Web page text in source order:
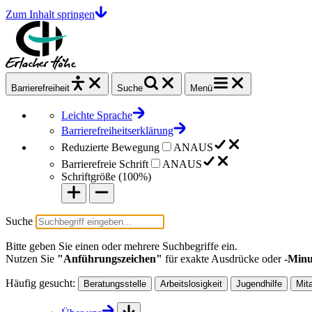
Zum Inhalt springen
Barrierefrei heit Suche Menü
Leichte Sprache
Barrierefreiheitserklärung
Reduzierte Bewegung
ANAUS
Barrierefreie Schrift
ANAUS
Schriftgröße (100%)
Suche
Bitte geben Sie einen oder mehrere Suchbegriffe ein.
Nutzen Sie "Anführungszeichen" für exakte Ausdrücke oder-
Häufig gesucht: Beratungsstelle Arbeitslosigkeit Jugendhilfe